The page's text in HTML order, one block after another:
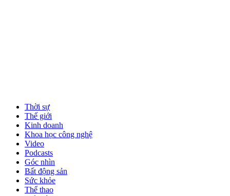
Thời sự
Thế giới
Kinh doanh
Khoa học công nghệ
Video
Podcasts
Góc nhìn
Bất động sản
Sức khỏe
Thể thao